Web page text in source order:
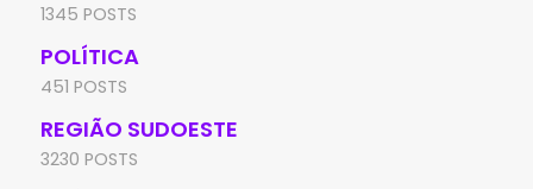
1345 POSTS
POLÍTICA
451 POSTS
REGIÃO SUDOESTE
3230 POSTS